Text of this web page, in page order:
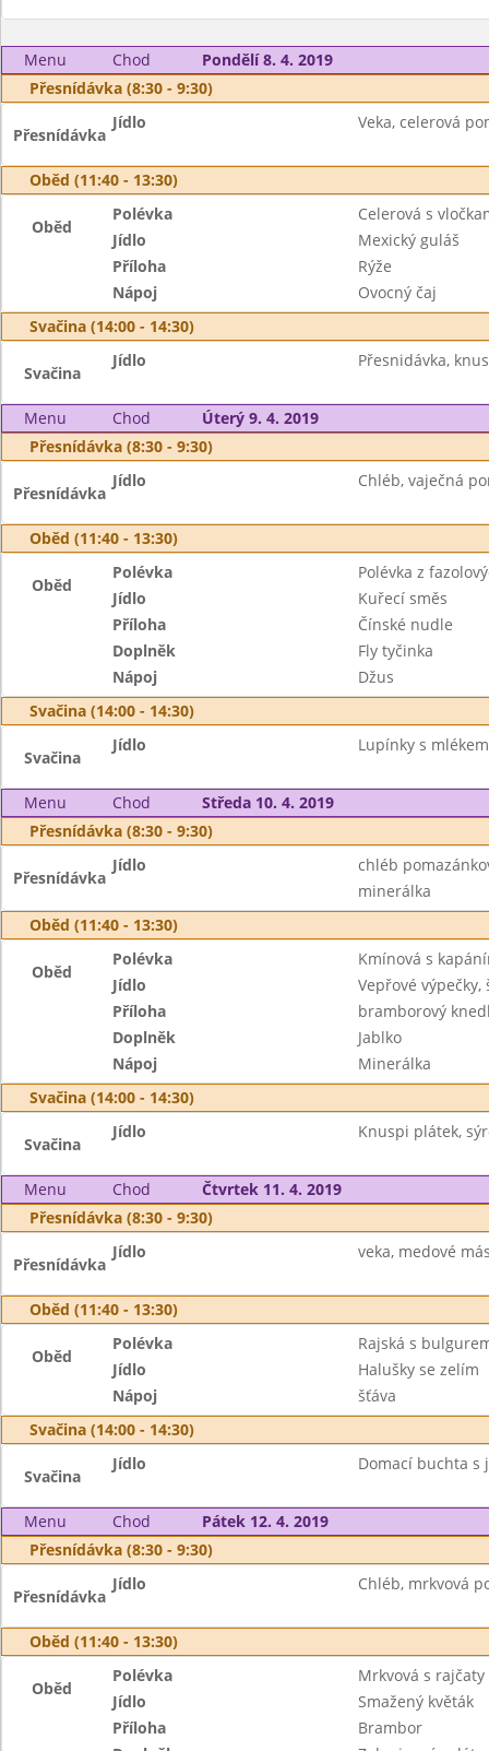
Menu Chod
Pondělí 8. 4. 2019
Přesnídávka (8:30 - 9:30)
Přesnídávka
Jídlo Veka, celerová
Oběd (11:40 - 13:30)
Oběd
Polévka
Celerová s
Jídlo
Mexický guláš
Příloha
Rýže
Nápoj
Ovocný čaj
Svačina (14:00 - 14:30)
Svačina
Jídlo Přesnidávka,
Menu Chod
Úterý 9. 4. 2019
Přesnídávka (8:30 - 9:30)
Přesnídávka
Jídlo Chléb, vaječná
Oběd (11:40 - 13:30)
Oběd
Polévka
Polévka z
Jídlo
Kuřecí směs
Příloha
Čínské nudle
Doplněk
Fly tyčinka
Nápoj
Džus
Svačina (14:00 - 14:30)
Svačina
Jídlo Lupínky s
Menu Chod
Středa 10. 4. 2019
Přesnídávka (8:30 - 9:30)
Přesnídávka
Jídlo
chléb
minerálka
Oběd (11:40 - 13:30)
Oběd
Polévka
Kmínová s
Jídlo
Vepřové výpečky,
Příloha
bramborový
Doplněk
Jablko
Nápoj
Minerálka
Svačina (14:00 - 14:30)
Svačina
Jídlo Knuspi plátek,
Menu Chod
Čtvrtek 11. 4. 2019
Přesnídávka (8:30 - 9:30)
Přesnídávka
Jídlo veka, medové
Oběd (11:40 - 13:30)
Oběd
Polévka
Rajská s
Jídlo
Halušky se zelím
Nápoj
šťáva
Svačina (14:00 - 14:30)
Svačina
Jídlo Domací buchta s
Menu Chod
Pátek 12. 4. 2019
Přesnídávka (8:30 - 9:30)
Přesnídávka
Jídlo Chléb, mrkvová
Oběd (11:40 - 13:30)
Oběd
Polévka
Mrkvová s
Jídlo
Smažený květák
Příloha
Brambor